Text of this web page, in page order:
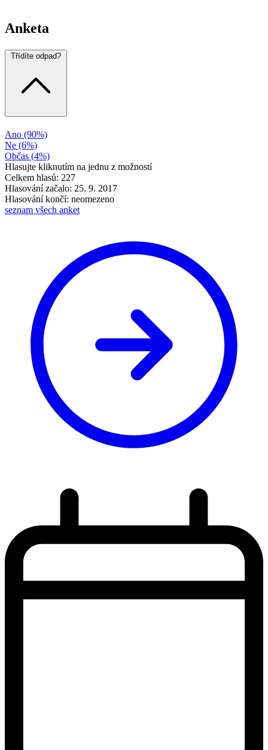
Anketa
Třídíte odpad?
Ano (90%)
Ne (6%)
Občas (4%)
Hlasujte kliknutím na jednu z možností
Celkem hlasů: 227
Hlasování začalo: 25. 9. 2017
Hlasování končí: neomezeno
seznam všech anket